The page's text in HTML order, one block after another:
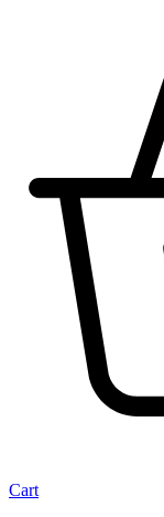
Cart